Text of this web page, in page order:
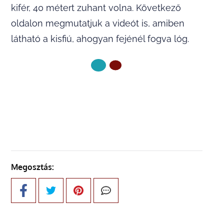
kifér, 40 métert zuhant volna. Következő
oldalon megmutatjuk a videót is, amiben
látható a kisfiú, ahogyan fejénél fogva lóg.
Megosztás: